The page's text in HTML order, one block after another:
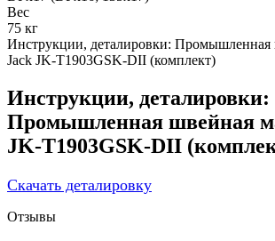
Вес
75 кг
Инструкции, деталировки:
Jack JK-T1903GSK-DII (комплект)
Инструкции, деталировки:
Промышленная швейная
JK-T1903GSK-DII
Скачать деталировку
Отзывы